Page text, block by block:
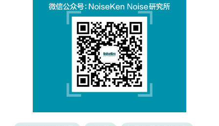
雷击浪涌模拟试验器 (LSS系列)
电压跌落及升高模拟试验器 (VDS系列)
阻尼振荡波模拟试验器
汽车用瞬时浪涌模拟试验器 (ISS/JSS系列)
自动扫描EMC 测量系统 (EPS系列)